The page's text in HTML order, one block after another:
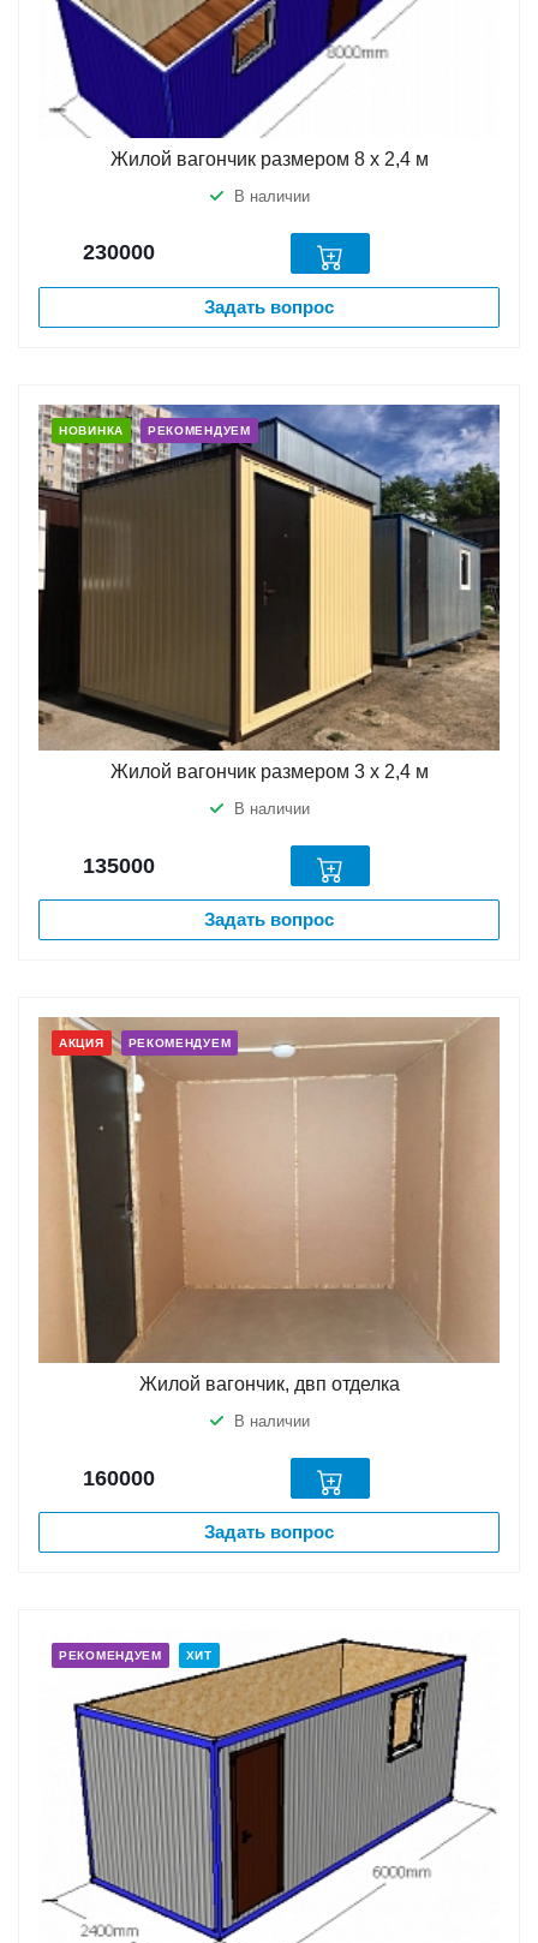
Жилой вагончик размером 8 х 2,4 м
В наличии
230000
Задать вопрос
НОВИНКА РЕКОМЕНДУЕМ
Жилой вагончик размером 3 х 2,4 м
В наличии
135000
Задать вопрос
АКЦИЯ РЕКОМЕНДУЕМ
Жилой вагончик, двп отделка
В наличии
160000
Задать вопрос
РЕКОМЕНДУЕМ ХИТ